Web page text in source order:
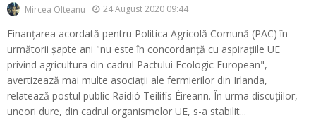
Mircea Olteanu 24 August 2020 09:44
Finanțarea acordată pentru Politica Agricolă Comună (PAC) în
următorii șapte ani "nu este în concordanță cu aspirațiile UE
privind agricultura din cadrul Pactului Ecologic European",
avertizează mai multe asociații ale fermierilor din Irlanda,
relatează postul public Raidió Teilifís Éireann. În urma discuțiilor,
uneori dure, din cadrul organismelor UE, s-a stabilit...